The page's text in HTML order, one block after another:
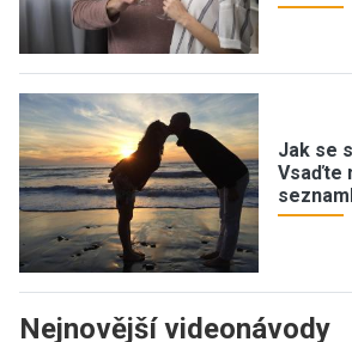
Jak se
Vsaďte
Nejnovější videonávody